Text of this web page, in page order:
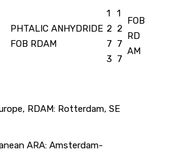
PHTALIC ANHYDRIDE
FOB RDAM
1
2
7
3
1
2
7
7
FOB
RD
AM
RDAM: Rotterdam, SE
ARA: Amsterdam-